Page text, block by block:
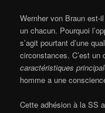
Wernher von Braun est-
un chacun. Pourquoi
s’agit pourtant d’une
circonstances. C’est un
caractéristiques
homme a une
Cette adhésion à la SS